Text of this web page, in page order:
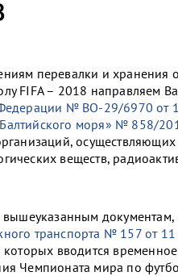
перевалки и хранения
FIFA – 2018 направляем
№ ВО-29/6970 от
моря» № 858/
веществ,
транспорта № 157 от
вводится
Чемпионата мира по